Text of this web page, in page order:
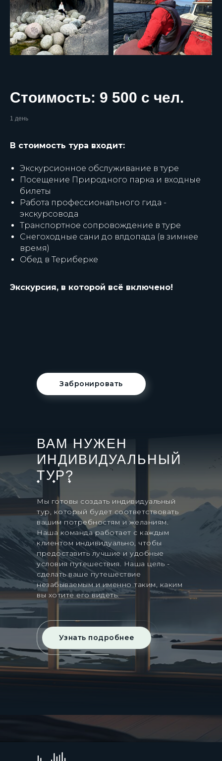
Стоимость: 9 500 с чел.
1 день
В стоимость тура входит:
Экскурсионное обслуживание в туре
Посещение Природного парка и входные
билеты
Работа профессионального гида -
экскурсовода
Транспортное сопровождение в туре
Снегоходные сани до влдопада (в зимнее
время)
Обед в Териберке
Экскурсия, в которой всё включено!
Забронировать
Мы готовы создать индивидуальный
тур, который будет соответствовать
вашим потребностям и желаниям.
Наша команда работает с каждым
клиентом индивидуально, чтобы
предоставить лучшие и удобные
условия путешествия. Наша цель -
сделать ваше путешествие
незабываемым и именно таким, каким
вы хотите его видеть.
ВАМ НУЖЕН
ИНДИВИДУАЛЬНЫЙ
ТУР?
Узнать подробнее